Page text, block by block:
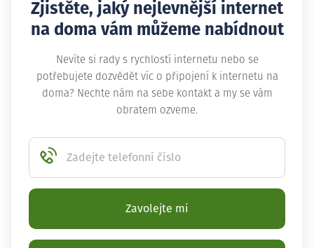
Zjistěte, jaký nejlevnější internet
na doma vám můžeme nabídnout
Nevíte si rady s rychlostí internetu nebo se
potřebujete dozvědět víc o připojení k internetu na
doma? Nechte nám na sebe kontakt a my se vám
obratem ozveme.
Zadejte telefonní číslo
Zavolejte mi